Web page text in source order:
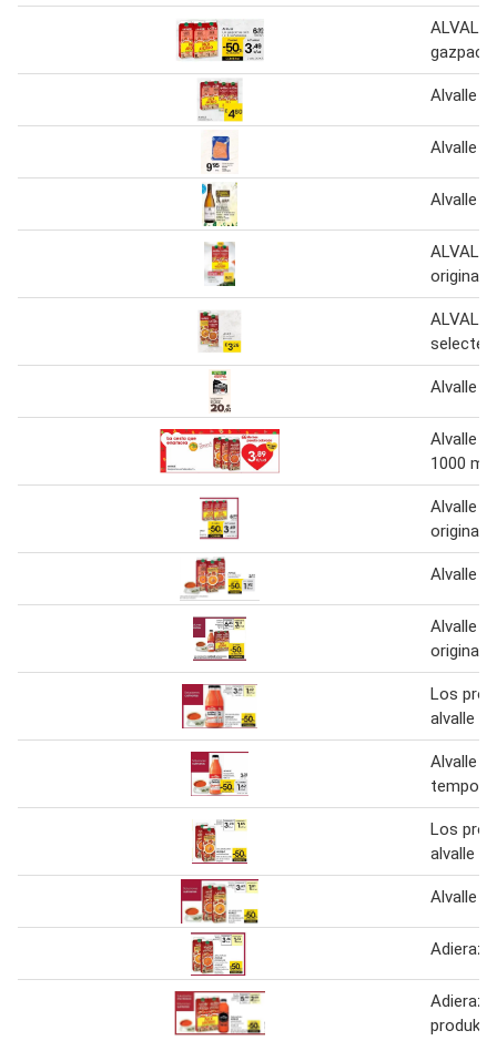
Alvalle -
Alvalle -
Alvalle -
original
Alvalle -
Alvalle
1000 ml
Alvalle
original
Alvalle
Alvalle
original
Los
alvalle
Alvalle
Los
alvalle
Alvalle